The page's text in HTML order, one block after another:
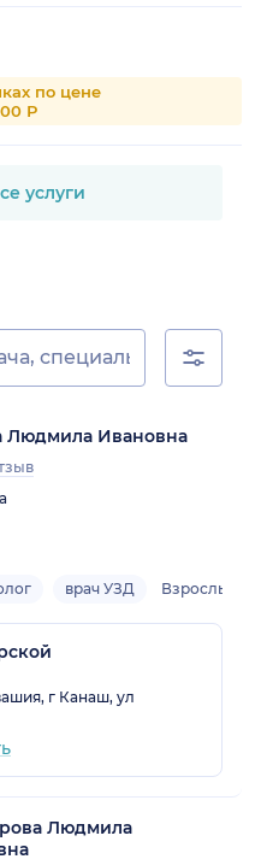
по цене
Р
услуги
Людмила Ивановна
врач УЗД Взрослый
г Канаш, ул
Людмила